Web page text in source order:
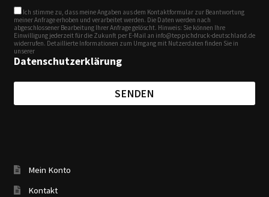
Mein Konto
Kontakt
Ich stimme zu, dass meine Angaben aus dem Kontaktformular zur Beantwortung
meiner Anfrage erhoben und verarbeitet werden. Die Daten werden nach
abgeschlossener Bearbeitung Ihrer Anfrage gelöscht. Hinweis: Sie können Ihre
Einwilligung jederzeit für die Zukunft per E-Mail an info@teppichdruck-deutschland.de
widerrufen. Detaillierte Informationen zum Umgang mit Nutzerdaten finden Sie in
unserer
Datenschutzerklärung